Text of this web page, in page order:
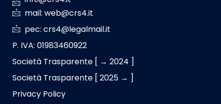
mail: web@crs4.it
pec: crs4@legalmail.it
P. IVA: 01983460922
Società Trasparente [ → 2024 ]
Società Trasparente [ 2025 → ]
Privacy Policy